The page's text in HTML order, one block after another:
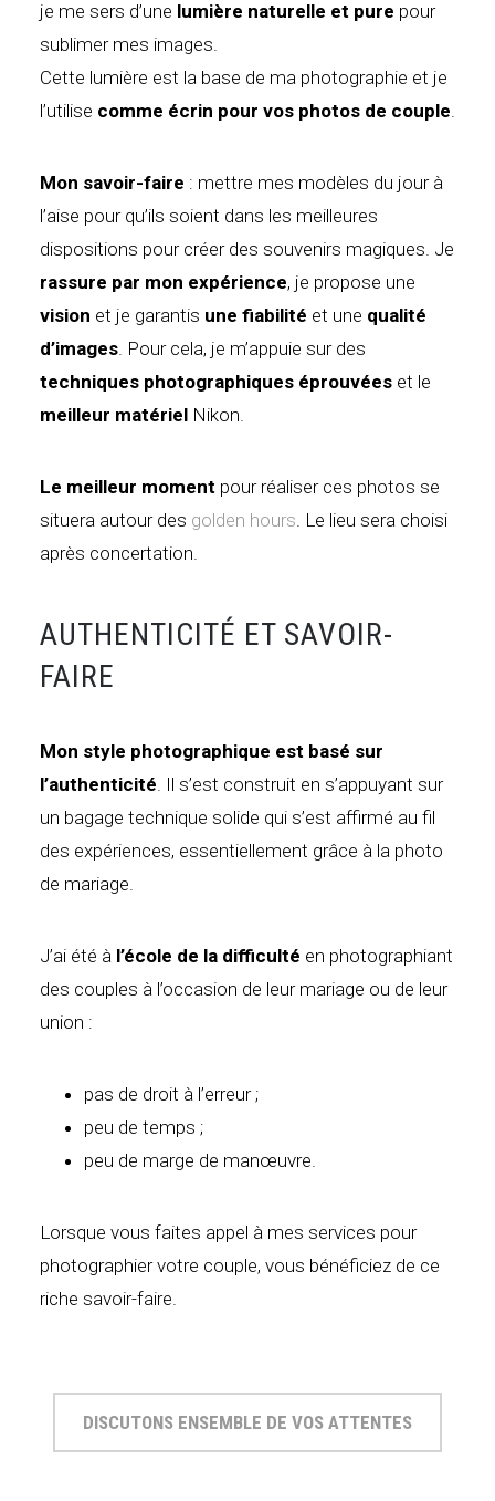
je me sers d’une lumière naturelle et pure pour
sublimer mes images.
Cette lumière est la base de ma photographie et je
l’utilise comme écrin pour vos photos de couple
Mon savoir-faire : mettre mes modèles du jour à
l’aise pour qu’ils soient dans les meilleures
dispositions pour créer des souvenirs magiques. Je
rassure par mon expérience, je propose une
vision et je garantis une fiabilité et une qualité
d’images. Pour cela, je m’appuie sur des
techniques photographiques éprouvéeset le
meilleur matérielNikon.
Le meilleur moment pour réaliser ces photos se
situera autour des golden hours . Le lieu sera choisi
après concertation.
AUTHENTICITÉ ET SAVOIR-
FAIRE
Mon style photographique est basé sur
l’authenticité . Il s’est construit en s’appuyant sur
un bagage technique solide qui s’est affirmé au fil
des expériences, essentiellement grâce à la photo
de mariage.
J’ai été à l’école de la difficulté en photographiant
des couples à l’occasion de leur mariage ou de leur
union :
pas de droit à l’erreur ;
peu de temps ;
peu de marge de manœuvre.
Lorsque vous faites appel à mes services pour
photographier votre couple, vous bénéficiez de ce
riche savoir-faire.
DISCUTONS ENSEMBLE DE VOS ATTENTES